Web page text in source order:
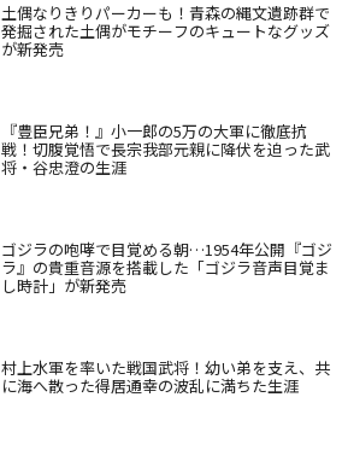
土偶なりきりパーカーも！青森の縄文遺跡群で
発掘された土偶がモチーフのキュートなグッズ
が新発売
『豊臣兄弟！』小一郎の5万の大軍に徹底抗
戦！切腹覚悟で長宗我部元親に降伏を迫った武
将・谷忠澄の生涯
ゴジラの咆哮で目覚める朝…1954年公開『ゴジ
ラ』の貴重音源を搭載した「ゴジラ音声目覚ま
し時計」が新発売
村上水軍を率いた戦国武将！幼い弟を支え、共
に海へ散った得居通幸の波乱に満ちた生涯